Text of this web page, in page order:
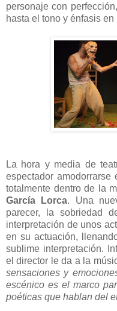
personaje con
hasta el tono y énfasis
La hora y media de
espectador
totalmente dentro de la
García Lorca. Una
parecer, la sobriedad
interpretación de unos
en su actuación,
sublime interpretación.
el director le da a la
sensaciones y
escénico es el marco
poéticas que hablan del